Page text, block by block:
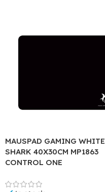
MAUSPAD GAMING WHITE
SHARK 40X30CM MP1863
CONTROL ONE